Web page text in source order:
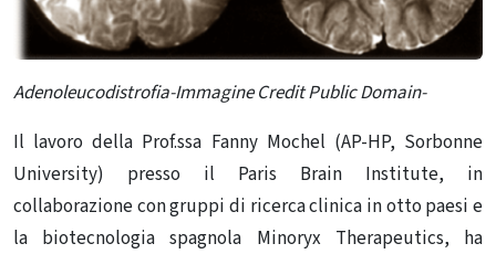
Adenoleucodistrofia-Immagine Credit Public Domain-
Il lavoro della Prof.ssa Fanny Mochel (AP-HP, Sorbonne
University) presso il Paris Brain Institute, in
collaborazione con gruppi di ricerca clinica in otto paesi e
la biotecnologia spagnola Minoryx Therapeutics, ha